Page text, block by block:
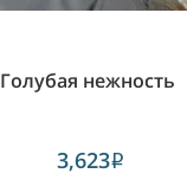
Голубая нежность
3,623i